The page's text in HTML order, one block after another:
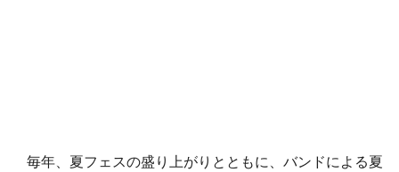
毎年、夏フェスの盛り上がりとともに、バンドによる夏